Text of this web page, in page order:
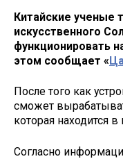
Китайские ученые
искусственного
функционировать
этом сообщает «
После того как
сможет
которая находится
Согласно